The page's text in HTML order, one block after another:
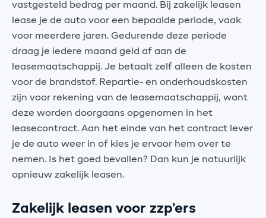
vastgesteld bedrag per maand. Bij zakelijk leasen
lease je de auto voor een bepaalde periode, vaak
voor meerdere jaren. Gedurende deze periode
draag je iedere maand geld af aan de
leasemaatschappij. Je betaalt zelf alleen de kosten
voor de brandstof. Repartie- en onderhoudskosten
zijn voor rekening van de leasemaatschappij, want
deze worden doorgaans opgenomen in het
leasecontract. Aan het einde van het contract lever
je de auto weer in of kies je ervoor hem over te
nemen. Is het goed bevallen? Dan kun je natuurlijk
opnieuw zakelijk leasen.
Zakelijk leasen voor zzp’ers